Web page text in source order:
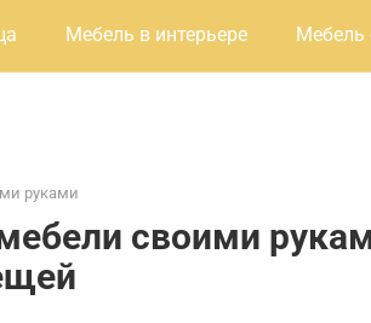
Мебель в интерьере Мебель
руками
своими